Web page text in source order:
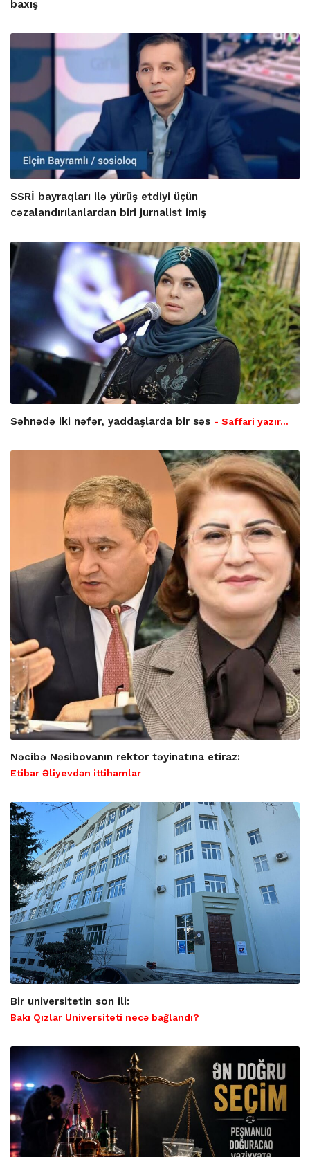
baxış
SSRİ bayraqları ilə yürüş etdiyi üçün
cəzalandırılanlardan biri jurnalist imiş
Səhnədə iki nəfər, yaddaşlarda bir səs - Saffari yazır…
Nəcibə Nəsibovanın rektor təyinatına etiraz:
Etibar Əliyevdən ittihamlar
Bir universitetin son ili:
Bakı Qızlar Universiteti necə bağlandı?